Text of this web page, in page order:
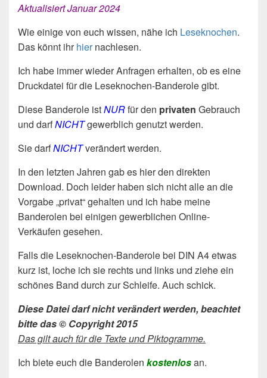
Aktualisiert Januar 2024
Wie einige von euch wissen, nähe ich Leseknochen.
Das könnt ihrhiernachlesen.
Ich habe immer wieder Anfragen erhalten, ob es eine
Druckdatei für die Leseknochen-Banderole gibt.
Diese Banderole istNURfür den privaten Gebrauch
und darfNICHTgewerblich genutzt werden.
Sie darfNICHTverändert werden.
In den letzten Jahren gab es hier den direkten
Download. Doch leider haben sich nicht alle an die
Vorgabe „privat“ gehalten und ich habe meine
Banderolen bei einigen gewerblichen Online-
Verkäufen gesehen.
Falls die Leseknochen-Banderole bei DIN A4 etwas
kurz ist, loche ich sie rechts und links und ziehe ein
schönes Band durch zur Schleife. Auch schick.
Diese Datei darf nicht verändert werden, beachtet
bitte das © Copyright 2015
Das gilt auch für die Texte und Piktogramme.
Ich biete euch die Banderolen kostenlosan.